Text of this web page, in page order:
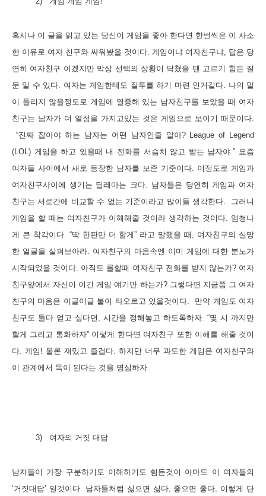
혹시나 이 글을 읽고 있는 당신이 게임을 좋아 한다면 한번씩은 이 사소
한 이유로 여자 친구와 싸워봤을 것이다. 게임이냐 여자친구냐, 답은 당
연히 여자친구 이겠지만 막상 선택의 상황이 닥쳤을 땐 고르기 힘든 질
문 일 수 있다. 여자는 게임한테도 질투를 하기 마련 인거같다. 나의 말
이 들리지 않을정도로 게임에 열중해 있는 남자친구를 보았을 때 여자
친구는 남자가 더 열정을 가지고있는 것은 게임으로 보이기 때문이다.
“진짜 잡아야 하는 남자는 어떤 남자인줄 알아? League of Legend
(LOL) 게임을 하고 있을때 내 전화를 서슴치 않고 받는 남자야.” 요즘
여자들 사이에서 새로 등장한 남자를 보준 기준이다. 이정도로 게임과
여자친구사이에 생기는 딜레마는 크다. 남자들은 당연히 게임과 여자
친구는 서로간에 비교할 수 없는 기준이라고 많이들 생각한다.
그러니
게임을 할 때는 여자친구가 이해해줄 것이라 생각하는 것이다. 엄청나
게 큰 착각이다. “딱 한판만 더 할게” 라고 말했을 때 , 여자친구의 실망
한 얼굴을 살펴보아라. 여자친구의 마음속엔 이미 게임에 대한 분노가
시작되었을 것이다. 아직도 롤할때 여자친구 전화를 받지 않는가? 여자
친구앞에서 자신이 이긴 게임 얘기만 하는가? 그렇다면 지금쯤 그 여자
친구의 마음은 이글이글 불이 타오르고 있을것이다.
만약 게임도 여자
친구도 둘다 얻고 싶다면 , 시간을 정해놓고 하도록하자. “몇 시 까지만
할게 그리고 통화하자” 이렇게 한다면 여자친구 또한 이해를 해줄 것이
다. 게임 ! 물론 재밌고 즐겁다. 하지만 너무 과도한 게임은 여자친구와
이 관계에서 독이 된다는 것을 명심하자.
3) 여자의 거짓 대답
남자들이 가장 구분하기도 이해하기도 힘든것이 아마도 이 여자들의
‘거짓대답’ 일것이다. 남자들처럼 싫으면 싫다, 좋으면 좋다, 이렇게 단